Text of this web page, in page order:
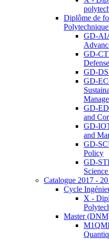
Diplôme de
GD-
GD-
GD-
GD-
GD-
and
GD-
and
GD-
Policy
GD-
Catalogue 2017 -
Cycle
X -
Master